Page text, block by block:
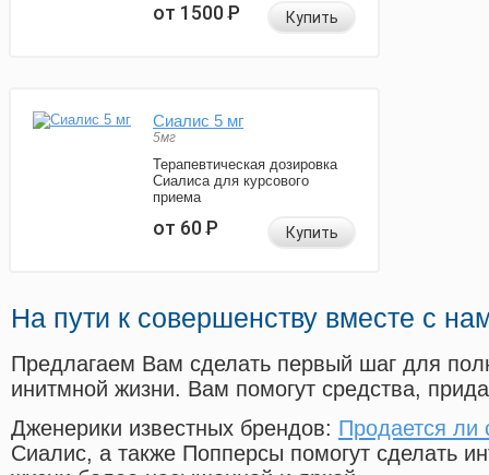
от 1500Р Купить
Сиалис 5 мг
5мг
Терапевтическая дозировка
Сиалиса для курсового
приема
от 60Р Купить
На пути к совершенству вместе с
Предлагаем Вам сделать первый шаг для
инитмной жизни. Вам помогут средства,
Дженерики известных брендов: Продается ли
Сиалис, а также Попперсы помогут сделать